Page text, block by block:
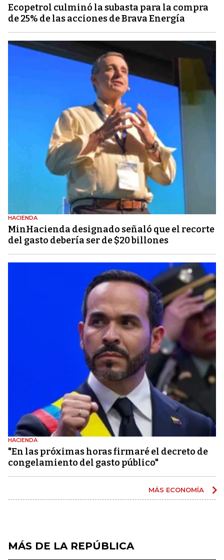
Ecopetrol culminó la subasta para la compra
de 25% de las acciones de Brava Energía
HACIENDA
MinHacienda designado señaló que el recorte
del gasto debería ser de $20 billones
HACIENDA
"En las próximas horas firmaré el decreto de
congelamiento del gasto público"
MÁS ECONOMÍA
MÁS DE LA REPÚBLICA